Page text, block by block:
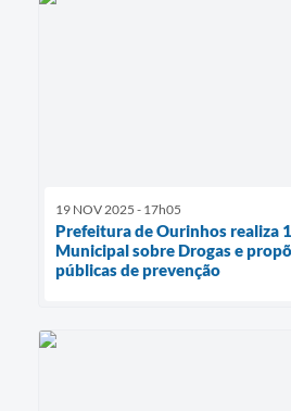
19 NOV 2025 - 17h05
Prefeitura de Ourinhos realiza
Municipal sobre Drogas e
públicas de prevenção